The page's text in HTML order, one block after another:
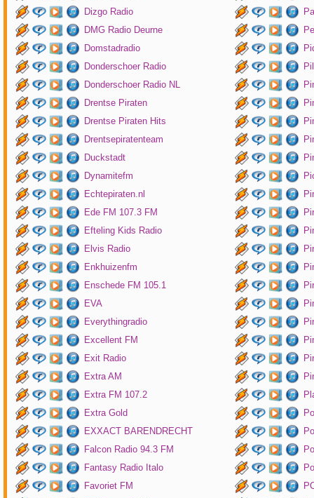
Dizgo Radio
DMG Radio Deurne
Domstadradio
Donderschoer Radio
Donderschoer Radio NL
Drentse Piraten
Drentse Piraten Hits
Drentsepiratenteam
Duckstadt
Dynamitefm
Echtepiraten.nl
Ede FM 107.3 FM
Efteling Kids Radio
Elvis Radio
Enkhuizenfm
Enschede FM 105.1
EVA
Everythingradio
Excellent FM
Exit Radio
Extra AM
Extra FM 107.2
Extra Gold
EXXACT BARENDRECHT
Falcon Radio 94.3 FM
Fantasy Radio Italo
Favoriet FM